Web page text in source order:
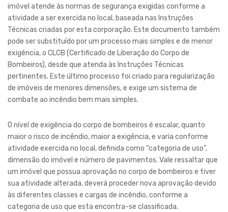
imóvel atende às normas de segurança exigidas conforme a
atividade a ser exercida no local, baseada nas Instruções
Técnicas criadas por esta corporação. Este documento também
pode ser substituído por um processo mais simples e de menor
exigência, o CLCB (Certificado de Liberação do Corpo de
Bombeiros), desde que atenda às Instruções Técnicas
pertinentes. Este último processo foi criado para regularização
de imóveis de menores dimensões, e exige um sistema de
combate ao incêndio bem mais simples.
O nível de exigência do corpo de bombeiros é escalar, quanto
maior o risco de incêndio, maior a exigência, e varia conforme
atividade exercida no local, definida como “categoria de uso”,
dimensão do imóvel e número de pavimentos. Vale ressaltar que
um imóvel que possua aprovação no corpo de bombeiros e tiver
sua atividade alterada, deverá proceder nova aprovação devido
às diferentes classes e cargas de incêndio, conforme a
categoria de uso que esta encontra-se classificada.